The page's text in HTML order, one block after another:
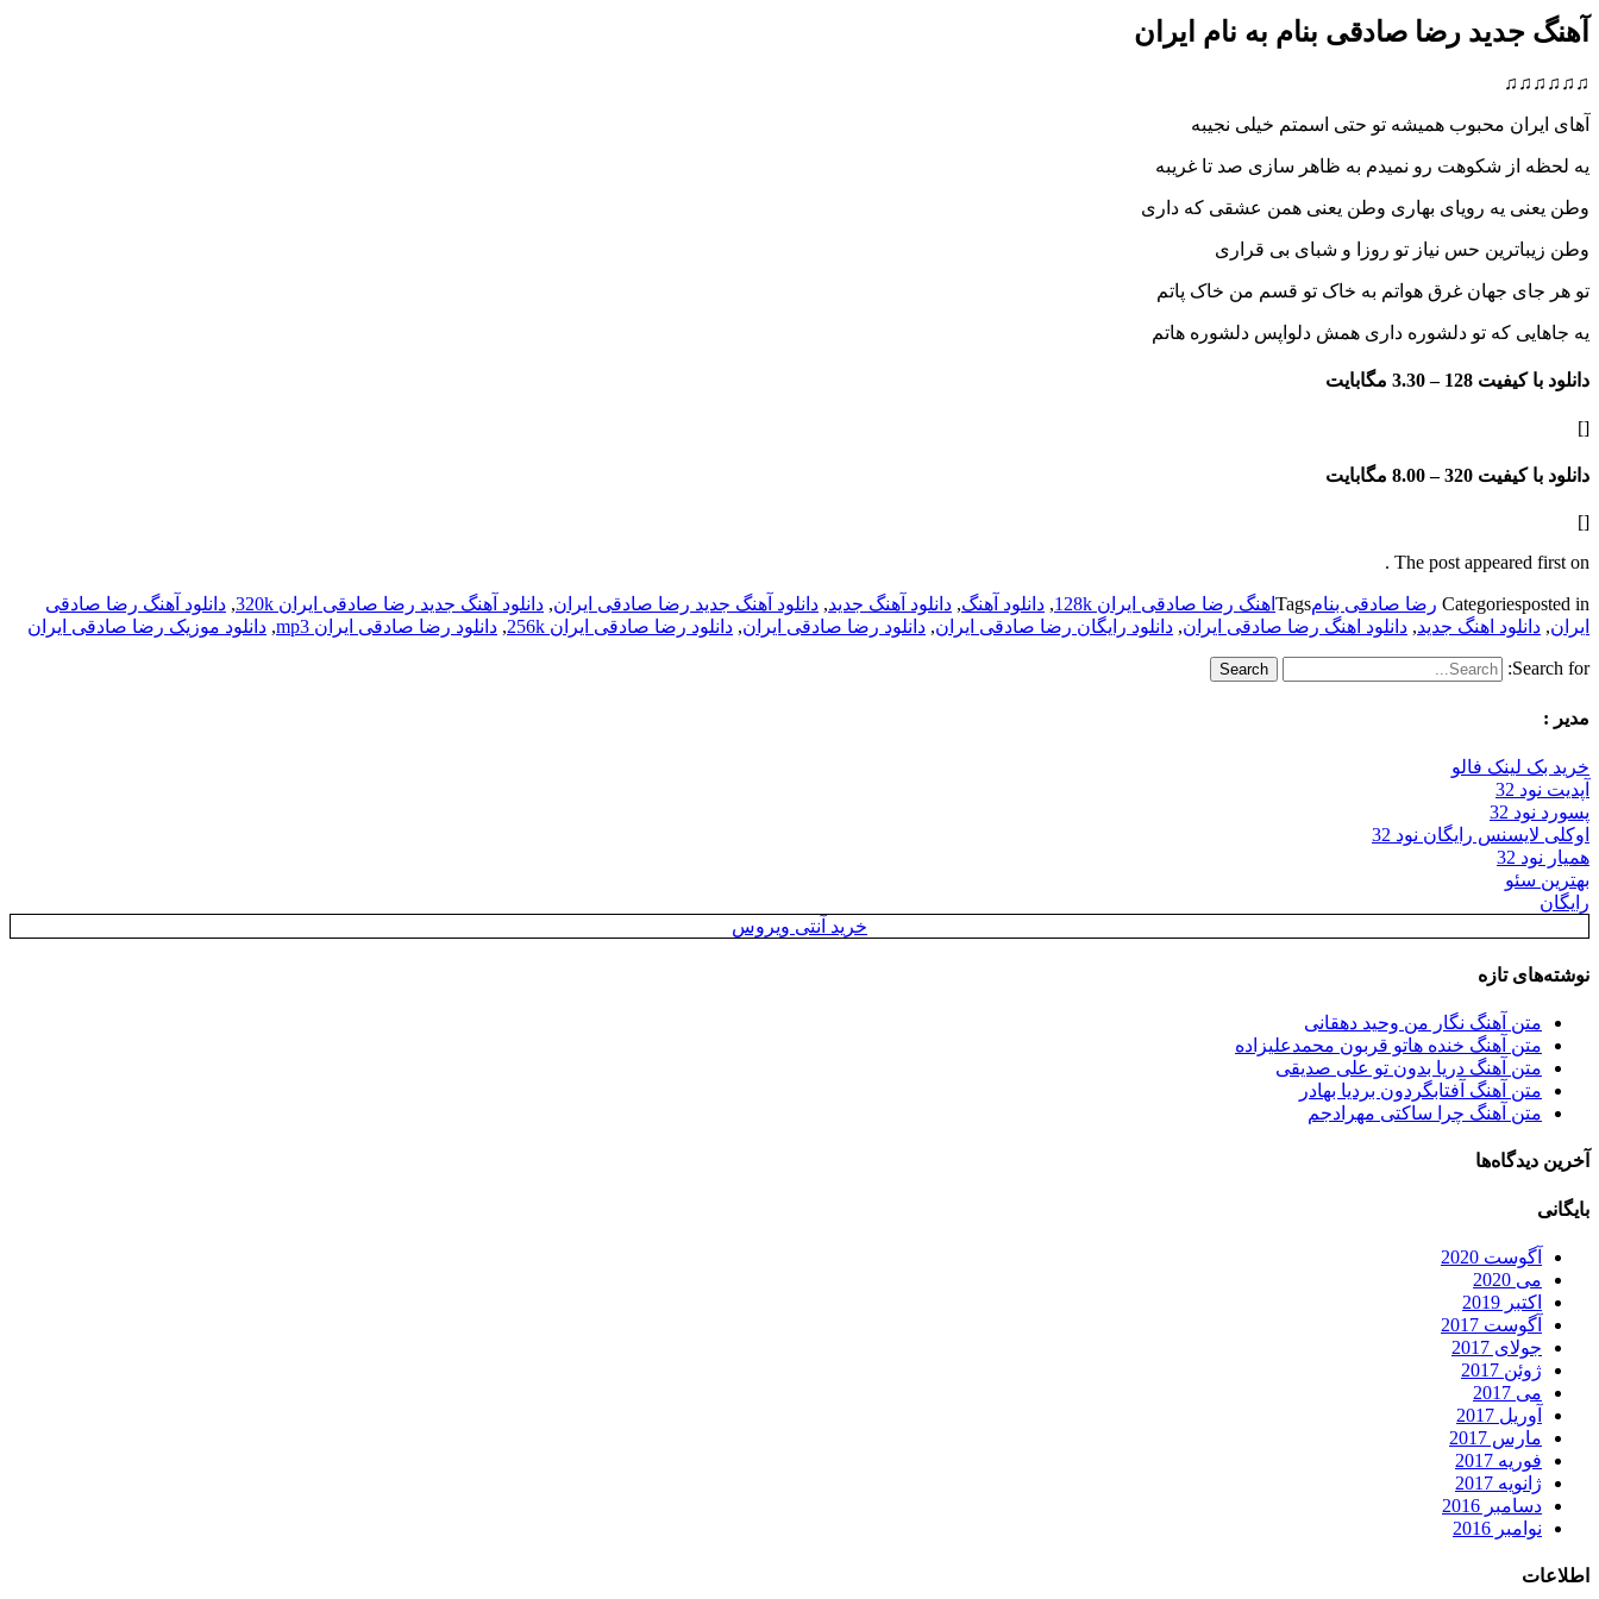
آهنگ جدید رضا صادقی بنام به نام ایران
♫♫♫♫♫♫
آهای ایران محبوب همیشه تو حتی اسمتم خیلی نجیبه
یه لحظه از شکوهت رو نمیدم به ظاهر سازی صد تا غریبه
وطن یعنی یه رویای بهاری وطن یعنی همن عشقی که داری
وطن زیباترین حس نیاز تو روزا و شبای بی قراری
تو هر جای جهان غرق هواتم به خاک تو قسم من خاک پاتم
یه جاهایی که تو دلشوره داری همش دلواپس دلشوره هاتم
دانلود با کیفیت 128 – 3.30 مگابایت
[]
دانلود با کیفیت 320 – 8.00 مگابایت
[]
The post appeared first on .
Categoriesposted in رضا صادقی بنامTags اهنگ رضا صادقی ایران 128k , دانلود آهنگ, دانلود آهنگ جدید, دانلود آهنگ جدید رضا صادقی ایران, دانلود آهنگ جدید رضا صادقی ایران 320k , دانلود آهنگ رضا صادقی
ایران, دانلود اهنگ جدید, دانلود اهنگ رضا صادقی ایران, دانلود رایگان رضا صادقی ایران, دانلود رضا صادقی ایران, دانلود رضا صادقی ایران 256k , دانلود رضا صادقی ایران mp3 , دانلود موزیک رضا صادقی ایران
Search for:
مدیر :
خرید بک لینک فالو
آپدیت نود 32
پسورد نود 32
اوکلی لایسنس رایگان نود 32
همیار نود 32
بهترین سئو
رایگان
خرید آنتی ویروس
نوشته‌های تازه
متن آهنگ نگار من وحید دهقانی
متن آهنگ خنده هاتو قربون محمدعلیزاده
متن آهنگ دریا بدون تو علی صدیقی
متن آهنگ آفتابگردون بردیا بهادر
متن آهنگ چرا ساکتی مهرادجم
آخرین دیدگاه‌ها
بایگانی
آگوست 2020
می 2020
اکتبر 2019
آگوست 2017
جولای 2017
ژوئن 2017
می 2017
آوریل 2017
مارس 2017
فوریه 2017
ژانویه 2017
دسامبر 2016
نوامبر 2016
اطلاعات